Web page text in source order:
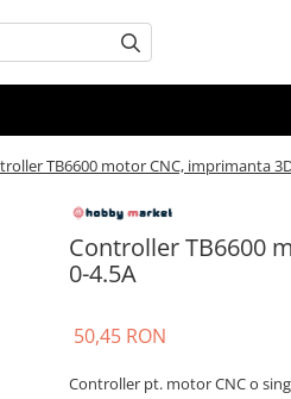
TB6600 motor CNC, imprimanta
Controller TB6600
0-4.5A
50,45 RON
Controller pt. motor CNC o